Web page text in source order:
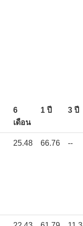
6
เดือน
1 ปี 3 ปี
25.48 66.76 --